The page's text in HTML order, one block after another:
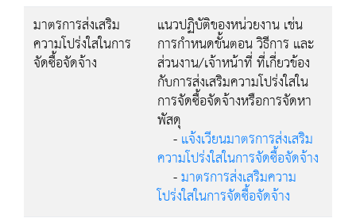
มาตรการส่งเสริม
ความโปร่งใสในการ
จัดซื้อจัดจ้าง
แนวปฏิบัติของหน่วยงาน เช่น
การกำหนดขั้นตอน วิธีการ และ
ส่วนงาน/เจ้าหน้าที่ ที่เกี่ยวข้อง
กับการส่งเสริมความโปร่งใสใน
การจัดซื้อจัดจ้างหรือการจัดหา
พัสดุ
-แจ้งเวียนมาตรการส่งเสริม
ความโปร่งใสในการจัดซื้อจัดจ้าง
-มาตรการส่งเสริมความ
โปร่งใสในการจัดซื้อจัดจ้าง